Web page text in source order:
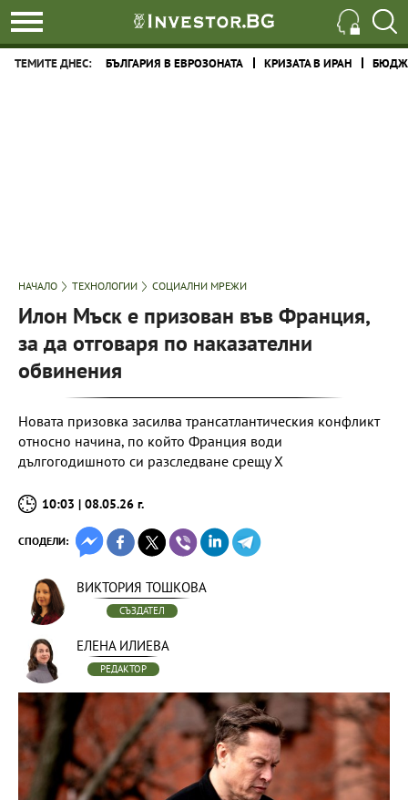
ТЕМИТЕ ДНЕС: БЪЛГАРИЯ В ЕВРОЗОНАТА КРИЗАТА В ИРАН
НАЧАЛО ТЕХНОЛОГИИ СОЦИАЛНИ МРЕЖИ
Илон Мъск е призован във Франция,
за да отговаря по наказателни
обвинения
Новата призовка засилва трансатлантическия конфликт
относно начина, по който Франция води
дългогодишното си разследване срещу X
10:03 | 08.05.26 г.
СПОДЕЛИ:
ВИКТОРИЯ ТОШКОВА
СЪЗДАТЕЛ
ЕЛЕНА ИЛИЕВА
РЕДАКТОР